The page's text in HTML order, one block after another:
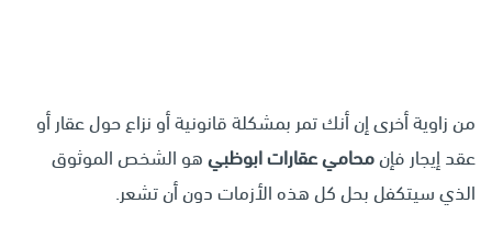
من زاوية أخرى إن أنك تمر بمشكلة قانونية أو نزاع حول عقار أو
عقد إيجار فإنمحامي عقارات ابوظبيهو الشخص الموثوق
الذي سيتكفل بحل كل هذه الأزمات دون أن تشعر.